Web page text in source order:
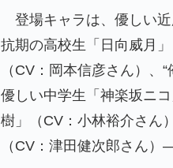
登場キャラは、優しい近
抗期の高校生「日向威月
（CV：岡本信彦さん）
優しい中学生「神楽坂ニ
樹」（CV：小林裕介さん
（CV：津田健次郎さん